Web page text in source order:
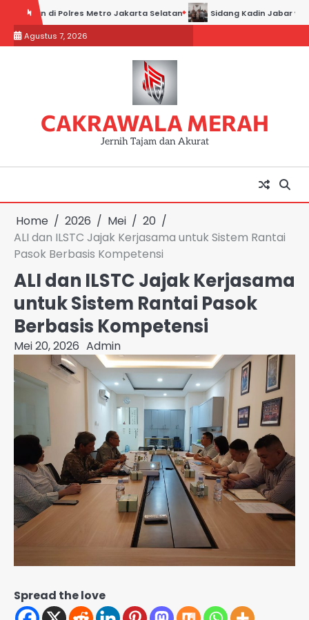
content
Polres Metro Jakarta Selatan Sidang Kadin Jabar vs Kadin
Agustus 7, 2026
CAKRAWALA MERAH
Jernih Tajam dan Akurat
Home 2026 Mei
20
ALI dan ILSTC Jajak Kerjasama untuk Sistem Rantai
Pasok Berbasis Kompetensi
ALI dan ILSTC Jajak Kerjasama
untuk Sistem Rantai Pasok
Berbasis Kompetensi
Mei 20, 2026 Admin
Spread the love